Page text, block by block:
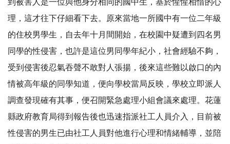
到被害人是一位與他身分相同的國中生，基於惺惺相惜的心
理，這才往下仔細看下去。原來當地一所國中有一位二年級
的住校男學生，自去年十月間開始，在校園中疑遭到四名男
同學的性侵害，也許是這位男同學年紀小，社會經驗不夠，
受到侵害後忍氣吞聲不敢對人張揚，後來這些難以啟口的內
情被高年級的同學知道，便向學校當局反映，學校立即派人
調查發現確有其事，便召開緊急處理小組會議來處理。花蓮
縣政府教育局得到報告後也迅速指派社工人員介入，目前被
性侵害的男生已由社工人員對他進行心理和情緒輔導，並陪